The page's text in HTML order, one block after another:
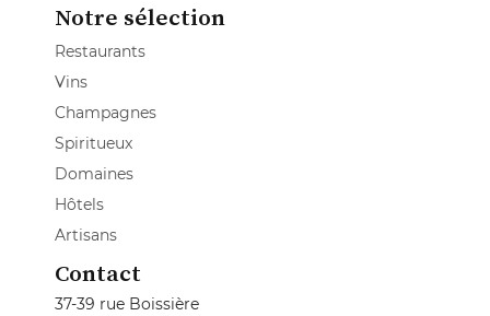
Notre sélection
Restaurants
Vins
Champagnes
Spiritueux
Domaines
Hôtels
Artisans
Contact
37-39 rue Boissière